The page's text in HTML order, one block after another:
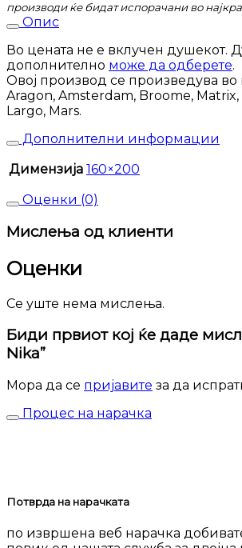
производи ќе бидат испорачани во
Опис
Во цената не е вклучен душекот.
дополнително може да одберете.
Овој производ се произведува во
Aragon, Amsterdam, Broome,
Largo, Mars.
Дополнителни информации
Димензија 160×200
Оценки (0)
Мислења од клиенти
Оценки
Се уште нема мислења.
Биди првиот кој ќе даде
Nika”
Мора да се пријавите за да
Процес на нарачка
Потврда на нарачката
по извршена веб нарачка